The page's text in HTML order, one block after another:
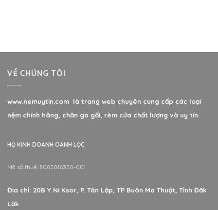
VỀ CHÚNG TÔI
www.nemuytin.com là trang web chuyên cung cấp các loại
nệm chính hãng, chăn ga gối, rèm cửa chất lượng và uy tín.
HỘ KINH DOANH OANH LỘC
Mã số thuế: 8082016330-001
Địa chỉ: 20B Y Ni Ksor, P. Tân Lập, TP Buôn Ma Thuột, Tỉnh Đăk
Lăk